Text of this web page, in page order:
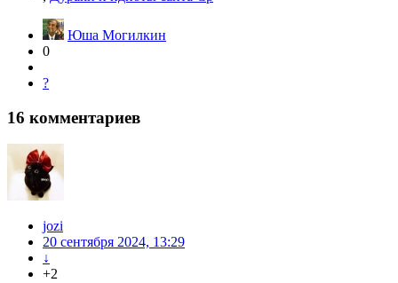
Юша Могилкин
0
?
16 комментариев
jozi
20 сентября 2024, 13:29
↓
+2